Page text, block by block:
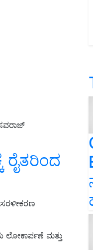
ಲೋಕಾರ್ಪಣೆ ಮತ್ತು